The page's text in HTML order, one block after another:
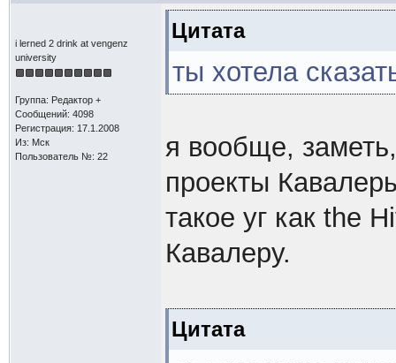
i lerned 2 drink at vengenz
university
Группа: Редактор +
Сообщений: 4098
Регистрация: 17.1.2008
Из: Мск
Пользователь №: 22
Цитата
ты хотела
я вообще,
проекты
такое уг как the
Кавалеру.
Цитата